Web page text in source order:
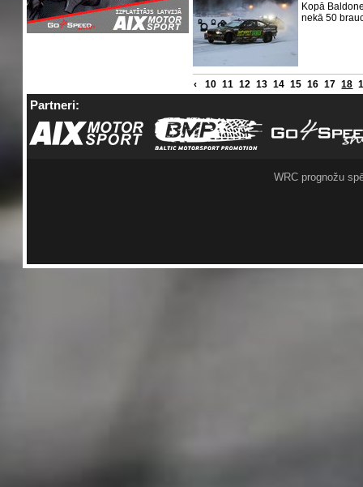
Kopā
nekā 50
‹ 10 11 12 13 14 15 16 17 18
Partneri:
WRC prognožu